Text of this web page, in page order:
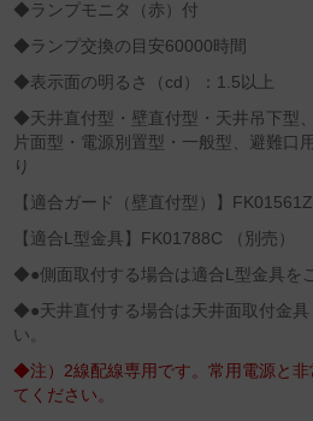
◆ランプモニタ（赤）付
◆ランプ交換の目安60000時間
◆表示面の明るさ（cd）：1.5以上
◆天井直付型・壁直付型・天井吊下型
片面型・電源別置型・一般型、避難口
り
【適合ガード（壁直付型）】FK01561Z
【適合L型金具】FK01788C （別売）
◆●側面取付する場合は適合L型金具を
◆●天井直付する場合は天井面取付金具
い。
◆注）2線配線専用です。常用電源と
てください。